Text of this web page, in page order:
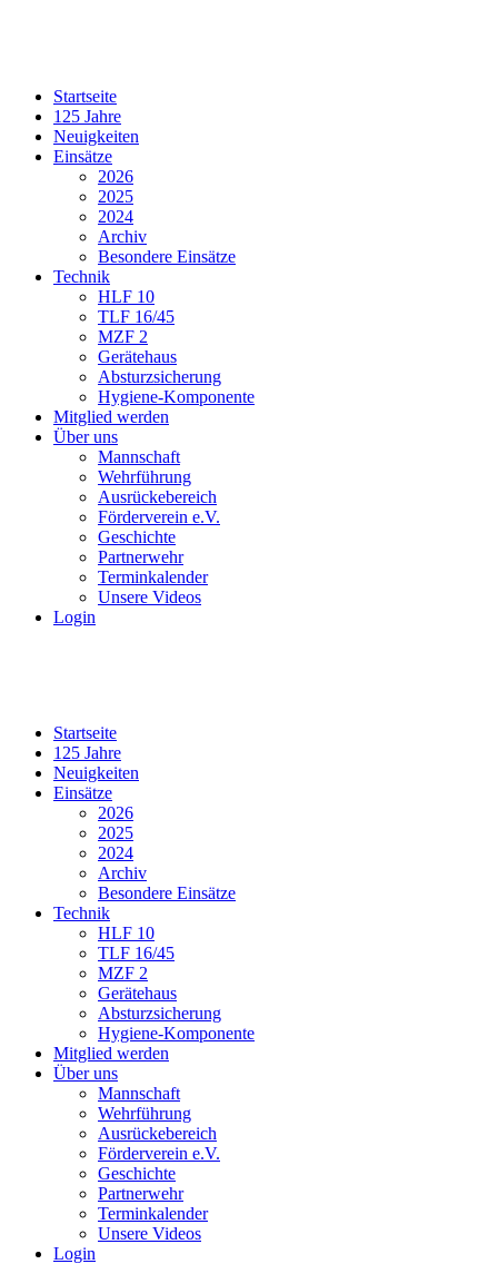
Startseite
125 Jahre
Neuigkeiten
Einsätze
2026
2025
2024
Archiv
Besondere Einsätze
Technik
HLF 10
TLF 16/45
MZF 2
Gerätehaus
Absturzsicherung
Hygiene-Komponente
Mitglied werden
Über uns
Mannschaft
Wehrführung
Ausrückebereich
Förderverein e.V.
Geschichte
Partnerwehr
Terminkalender
Unsere Videos
Login
Startseite
125 Jahre
Neuigkeiten
Einsätze
2026
2025
2024
Archiv
Besondere Einsätze
Technik
HLF 10
TLF 16/45
MZF 2
Gerätehaus
Absturzsicherung
Hygiene-Komponente
Mitglied werden
Über uns
Mannschaft
Wehrführung
Ausrückebereich
Förderverein e.V.
Geschichte
Partnerwehr
Terminkalender
Unsere Videos
Login